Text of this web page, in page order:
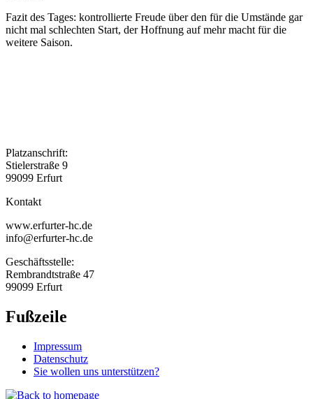
Fazit des Tages: kontrollierte Freude über den für die Umstände gar
nicht mal schlechten Start, der Hoffnung auf mehr macht für die
weitere Saison.
Platzanschrift:
Stielerstraße 9
99099 Erfurt
Kontakt
www.erfurter-hc.de
info@erfurter-hc.de
Geschäftsstelle:
Rembrandtstraße 47
99099 Erfurt
Fußzeile
Impressum
Datenschutz
Sie wollen uns unterstützen?